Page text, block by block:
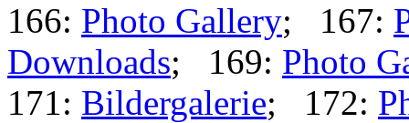
166: Photo Gallery; 167:
Downloads; 169: Photo
171: Bildergalerie; 172: